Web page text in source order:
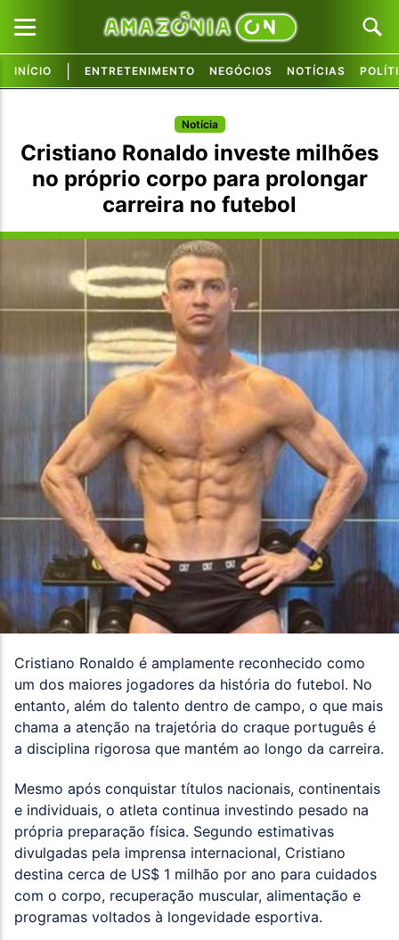
INÍCIO ENTRETENIMENTO NEGÓCIOS NOTÍCIAS
Notícia
Cristiano Ronaldo investe milhões
no próprio corpo para prolongar
carreira no futebol
Cristiano Ronaldo é amplamente reconhecido como
um dos maiores jogadores da história do futebol. No
entanto, além do talento dentro de campo, o que mais
chama a atenção na trajetória do craque português é
a disciplina rigorosa que mantém ao longo da carreira.
Mesmo após conquistar títulos nacionais, continentais
e individuais, o atleta continua investindo pesado na
própria preparação física. Segundo estimativas
divulgadas pela imprensa internacional, Cristiano
destina cerca de US$ 1 milhão por ano para cuidados
com o corpo, recuperação muscular, alimentação e
programas voltados à longevidade esportiva.